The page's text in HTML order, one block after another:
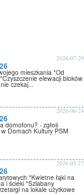
2026-07-29
mieszkania *Od
elewacji bloków
czekaj...
2026-06-24
domofonu? - zgłoś
Domach Kultury PSM
2026-05-27
*Kwietne łąki na
i ścieki *Szlabany
na lokale użytkowe